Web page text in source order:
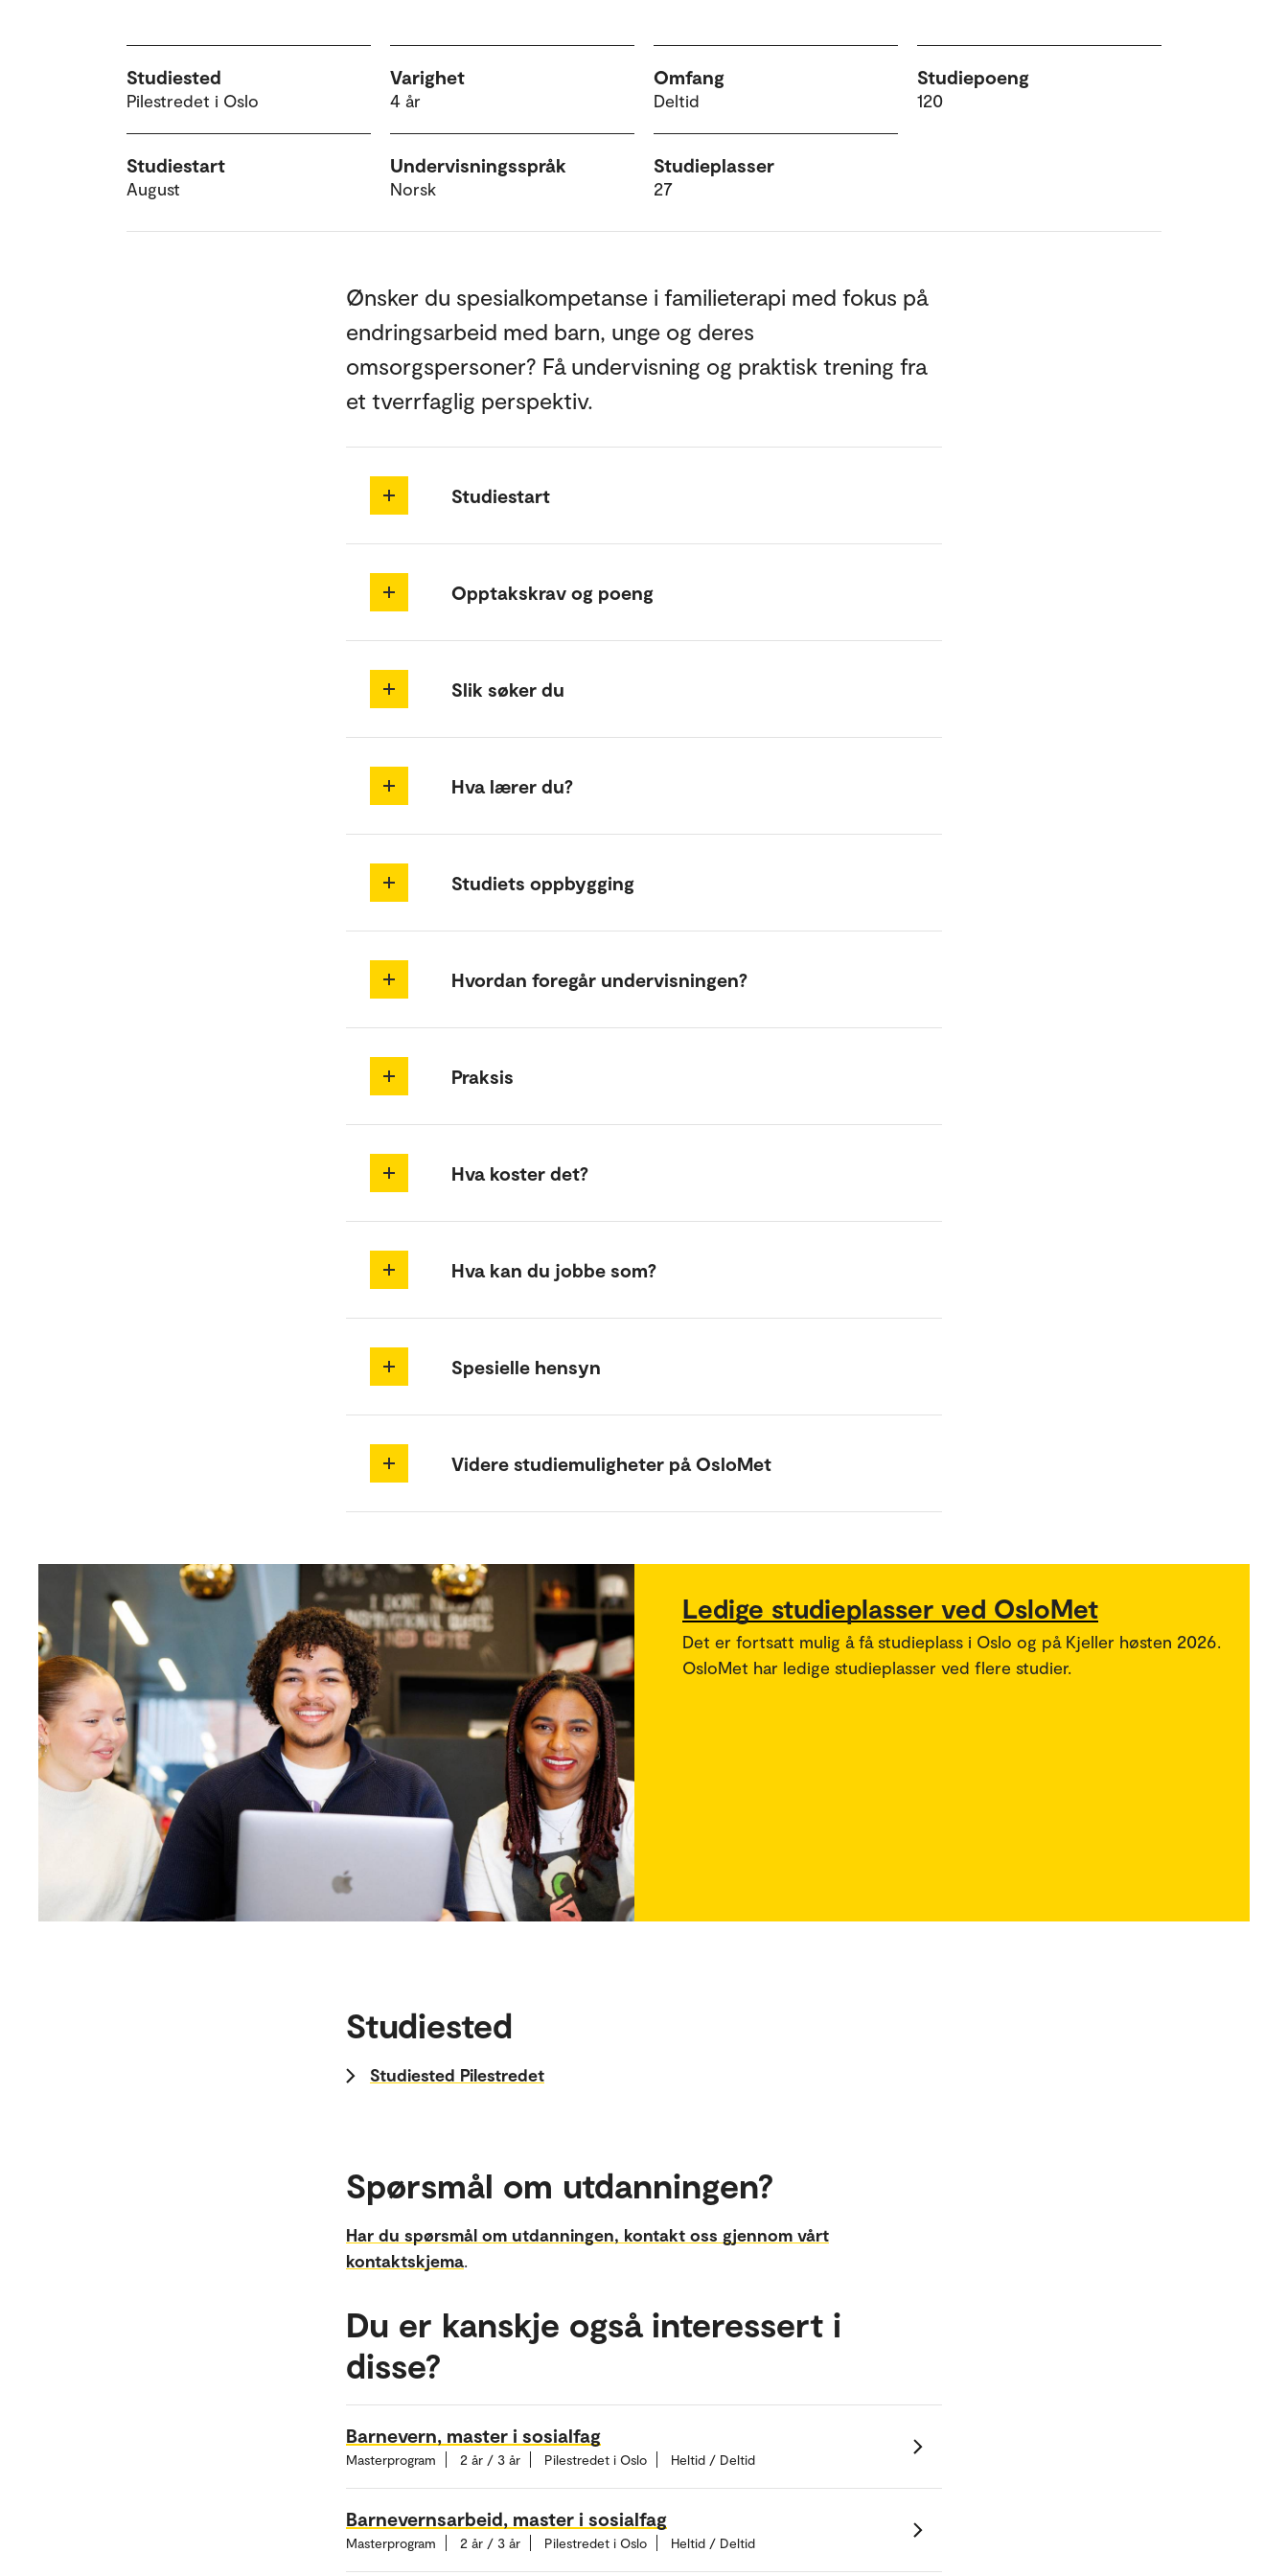
Studiested
Pilestredet i Oslo
Varighet
4 år
Omfang
Deltid
Studiepoeng
120
Studiestart
August
Undervisningsspråk
Norsk
Studieplasser
27
Ønsker du spesialkompetanse i familieterapi med fokus på
endringsarbeid med barn, unge og deres
omsorgspersoner? Få undervisning og praktisk trening fra
et tverrfaglig perspektiv.
Studiestart
Opptakskrav og poeng
Slik søker du
Hva lærer du?
Studiets oppbygging
Hvordan foregår undervisningen?
Praksis
Hva koster det?
Hva kan du jobbe som?
Spesielle hensyn
Videre studiemuligheter på OsloMet
Ledige studieplasser ved OsloMet
Det er fortsatt mulig å få studieplass i Oslo og på Kjeller høsten 2026.
OsloMet har ledige studieplasser ved flere studier.
Studiested
Studiested Pilestredet
Spørsmål om utdanningen?
Har du spørsmål om utdanningen, kontakt oss gjennom vårt
kontaktskjema.
Du er kanskje også interessert i
disse?
Barnevern, master i sosialfag
Masterprogram 2 år / 3 år Pilestredet i Oslo Heltid / Deltid
Barnevernsarbeid, master i sosialfag
Masterprogram 2 år / 3 år Pilestredet i Oslo Heltid / Deltid